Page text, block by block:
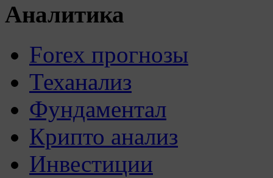
Аналитика
Forex прогнозы
Теханализ
Фундаментал
Крипто анализ
Инвестиции